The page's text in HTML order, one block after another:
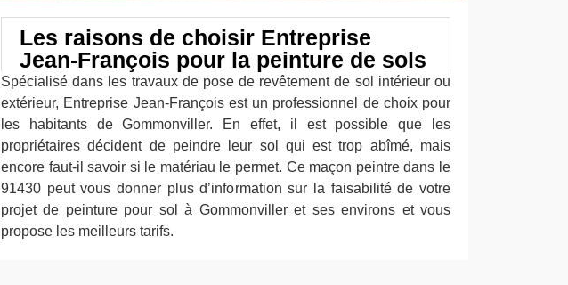
Les raisons de choisir Entreprise
Jean-François pour la peinture de sols
Spécialisé dans les travaux de pose de revêtement de sol intérieur ou
extérieur, Entreprise Jean-François est un professionnel de choix pour
les habitants de Gommonviller. En effet, il est possible que les
propriétaires décident de peindre leur sol qui est trop abîmé, mais
encore faut-il savoir si le matériau le permet. Ce maçon peintre dans le
91430 peut vous donner plus d’information sur la faisabilité de votre
projet de peinture pour sol à Gommonviller et ses environs et vous
propose les meilleurs tarifs.